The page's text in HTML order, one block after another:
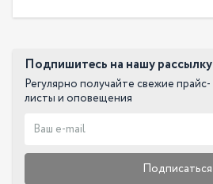
Подпишитесь на нашу рассылку
Регулярно получайте свежие прайс-
листы и оповещения
Подписаться